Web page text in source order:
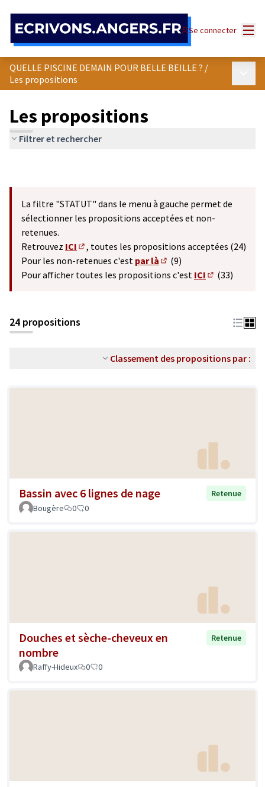
Se connecter
QUELLE PISCINE DEMAIN POUR BELLE BEILLE ? /
Les propositions
Les propositions
Filtrer et rechercher
La filtre "STATUT" dans le menu à gauche permet de
sélectionner les propositions acceptées et non-
retenues.
Retrouvez ICI
(S'ouvre dans un nouvel onglet)
, toutes les propositions acceptées (24)
Pour les non-retenues c'est par là
(S'ouvre dans un nouvel
(9)
Pour afficher toutes les propositions c'est ICI
(33)
24 propositions
Classement des propositions par :
Bassin avec 6 lignes de nage
Retenue
Bougère
0 0
Douches et sèche-cheveux en
nombre
Retenue
Raffy-Hideux 0 0